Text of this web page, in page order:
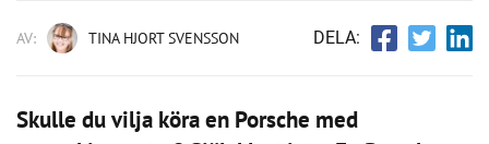
AV: TINA HJORT SVENSSON DELA:
Skulle du vilja köra en Porsche med